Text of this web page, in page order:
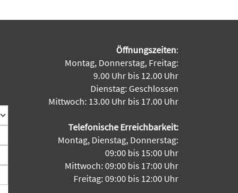
Öffnungszeiten:
Montag, Donnerstag, Freitag:
9.00 Uhr bis 12.00 Uhr
Dienstag: Geschlossen
Mittwoch: 13.00 Uhr bis 17.00 Uhr
Telefonische Erreichbarkeit:
Montag, Dienstag, Donnerstag:
09:00 bis 15:00 Uhr
Mittwoch: 09:00 bis 17:00 Uhr
Freitag: 09:00 bis 12:00 Uhr